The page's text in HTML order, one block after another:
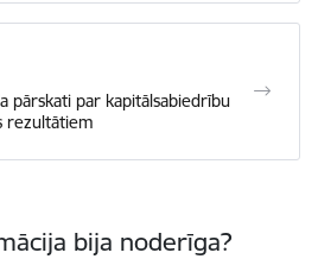
pārskati par kapitālsabiedrību
rezultātiem
bija noderīga?